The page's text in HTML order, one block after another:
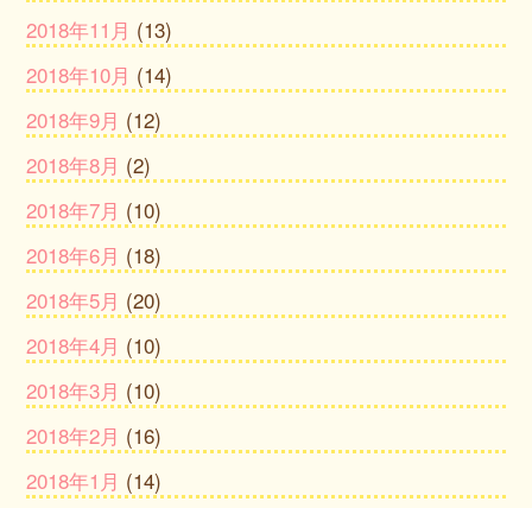
2018年11月 (13)
2018年10月 (14)
2018年9月 (12)
2018年8月 (2)
2018年7月 (10)
2018年6月 (18)
2018年5月 (20)
2018年4月 (10)
2018年3月 (10)
2018年2月 (16)
2018年1月 (14)